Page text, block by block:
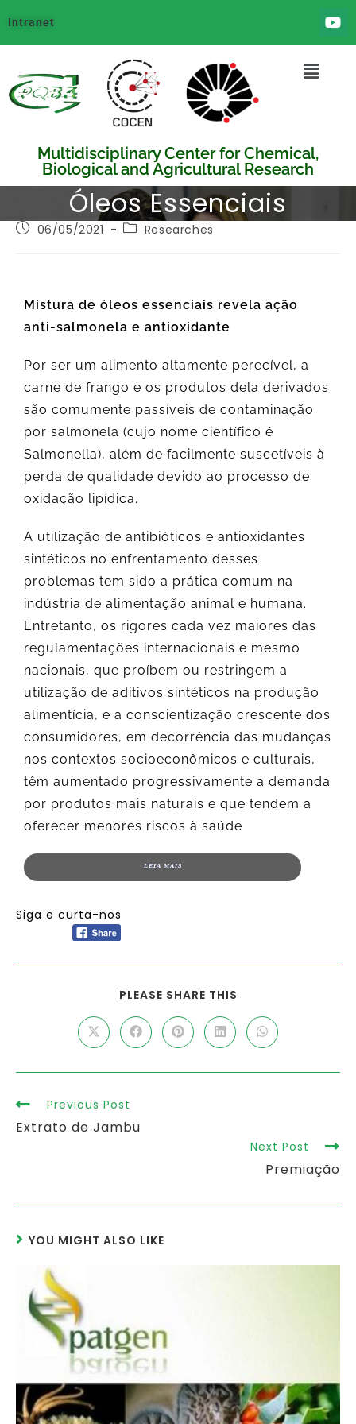
Intranet
Multidisciplinary Center for Chemical,
Biological and Agricultural Research
Óleos Essenciais
06/05/2021 Researches
Mistura de óleos essenciais revela ação
anti-salmonela e antioxidante
Por ser um alimento altamente perecível, a
carne de frango e os produtos dela derivados
são comumente passíveis de contaminação
por salmonela (cujo nome científico é
Salmonella), além de facilmente suscetíveis à
perda de qualidade devido ao processo de
oxidação lipídica.
A utilização de antibióticos e antioxidantes
sintéticos no enfrentamento desses
problemas tem sido a prática comum na
indústria de alimentação animal e humana.
Entretanto, os rigores cada vez maiores das
regulamentações internacionais e mesmo
nacionais, que proíbem ou restringem a
utilização de aditivos sintéticos na produção
alimentícia, e a conscientização crescente dos
consumidores, em decorrência das mudanças
nos contextos socioeconômicos e culturais,
têm aumentado progressivamente a demanda
por produtos mais naturais e que tendem a
oferecer menores riscos à saúde
LEIA MAIS
Siga e curta-nos
PLEASE SHARE THIS
Previous Post
Extrato de Jambu
Next Post
Premiação
YOU MIGHT ALSO LIKE